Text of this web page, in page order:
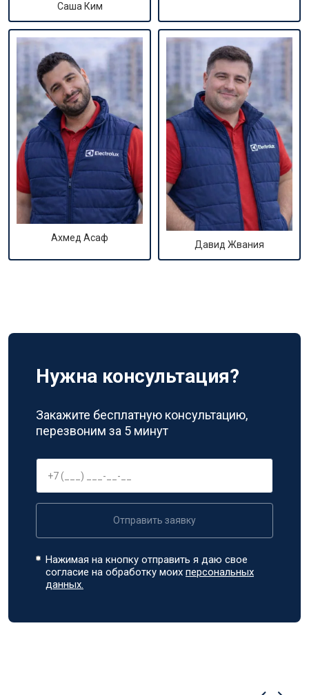
Саша Ким
Ахмед Асаф
Давид Жвания
Нужна консультация?
Закажите бесплатную консультацию,
перезвоним за 5 минут
Отправить заявку
Нажимая на кнопку отправить я даю свое
согласие на обработку моихперсональных
данных.